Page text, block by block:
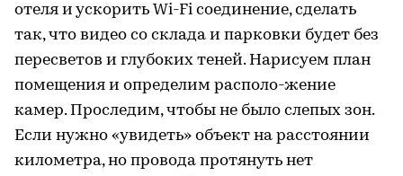
отеля и ускорить Wi-Fi соединение, сделать
так, что видео со склада и парковки будет без
пересветов и глубоких теней. Нарисуем план
помещения и определим располо-жение
камер. Проследим, чтобы не было слепых зон.
Если нужно «увидеть» объект на расстоянии
километра, но провода протянуть нет